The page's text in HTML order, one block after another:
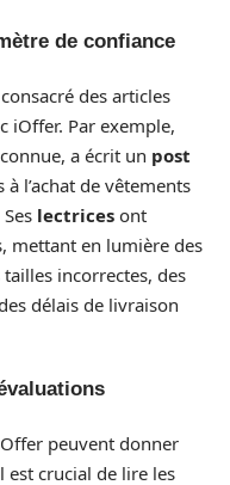
de confiance
des articles
iOffer. Par exemple,
a écrit un post
à l’achat de vêtements
lectrices ont
mettant en lumière des
incorrectes, des
délais de livraison
peuvent donner
crucial de lire les